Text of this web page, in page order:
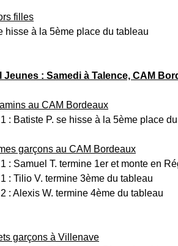
filles
hisse à la 5ème place du tableau
Jeunes : Samedi à Talence, CAM
au CAM Bordeaux
: Batiste P. se hisse à la 5ème place
garçons au CAM Bordeaux
: Samuel T. termine 1er et monte en
: Tilio V. termine 3ème du tableau
: Alexis W. termine 4ème du tableau
garçons à Villenave